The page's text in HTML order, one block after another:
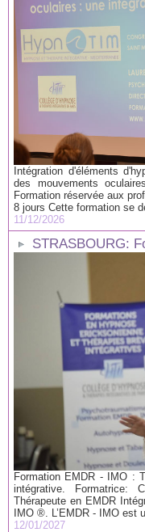
Intégration d'éléments
des mouvements
Formation réservée aux
8 jours Cette formation se
11/12/2026
STRASBOURG:
Formation EMDR - IMO :
intégrative. Formatrice:
Thérapeute en EMDR
IMO ®. L’EMDR - IMO est
12/01/2027